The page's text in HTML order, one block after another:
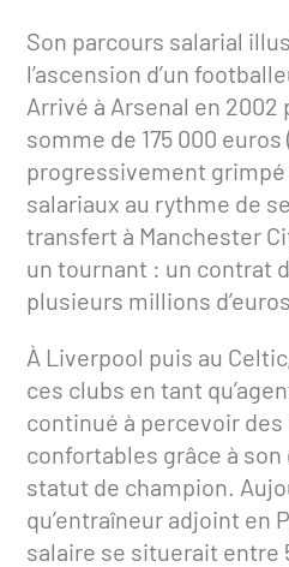
Son parcours salarial
l’ascension d’un
Arrivé à Arsenal en 2002
somme de 175 000 euros
progressivement
salariaux au rythme de
transfert à Manchester
un tournant : un contrat
plusieurs millions
À Liverpool puis au
ces clubs en tant
continué à percevoir
confortables grâce à
statut de champion.
qu’entraîneur adjoint en
salaire se situerait entre